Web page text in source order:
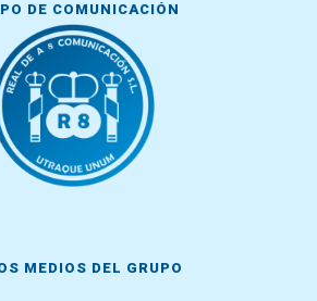
DE COMUNICACIÓN
MEDIOS DEL GRUPO